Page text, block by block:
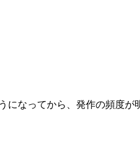
になってから、発作の頻度が